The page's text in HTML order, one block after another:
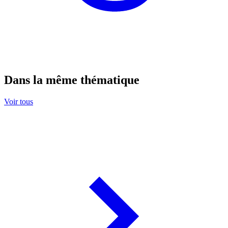
Dans la même thématique
Voir tous